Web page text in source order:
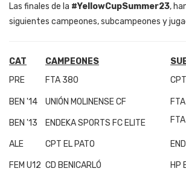
Las finales de la #YellowCupSummer23,
siguientes campeones, subcampeones y
CAT CAMPEONES
PRE
FTA 380
BEN '14 UNIÓN MOLINENSE CF
BEN '13 ENDEKA SPORTS FC ELITE
ALE CPT EL PATO
FEM U12 CD BENICARLÓ HP